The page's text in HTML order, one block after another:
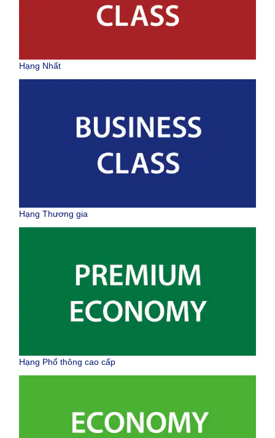
Hạng Nhất
Hạng Thương gia
Hạng Phổ thông cao cấp